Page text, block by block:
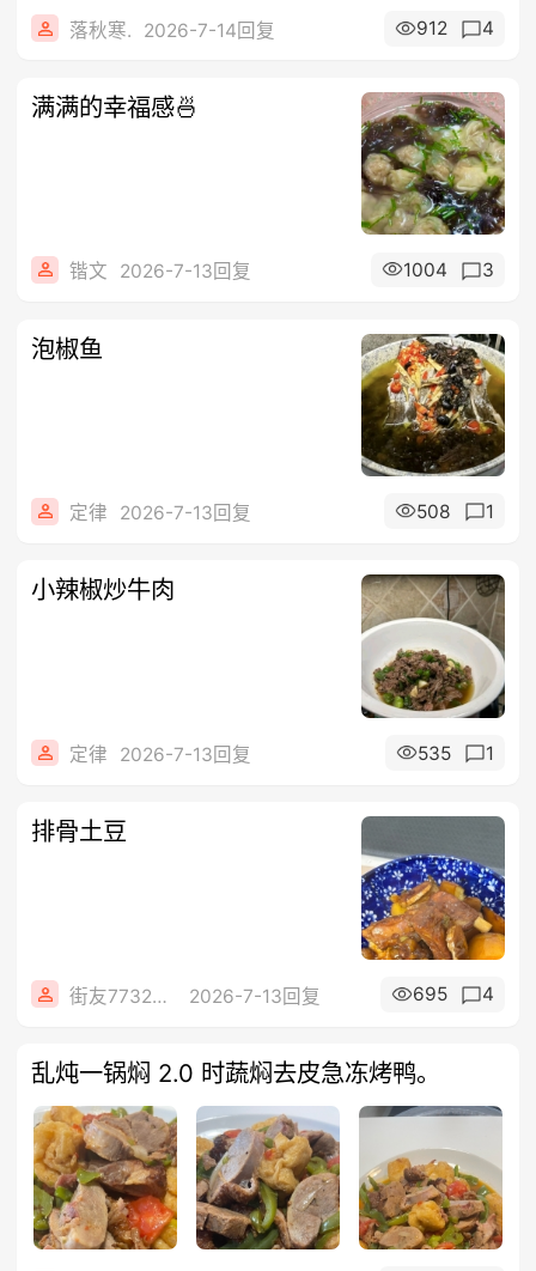
落秋寒. 2026-7-14回复 912 4
满满的幸福感🍜
锴文 2026-7-13回复 1004 3
泡椒鱼
定律 2026-7-13回复 508 1
小辣椒炒牛肉
定律 2026-7-13回复 535 1
排骨土豆
街友77322249 2026-7-13回复 695 4
乱炖一锅焖 2.0 时蔬焖去皮急冻烤鸭。